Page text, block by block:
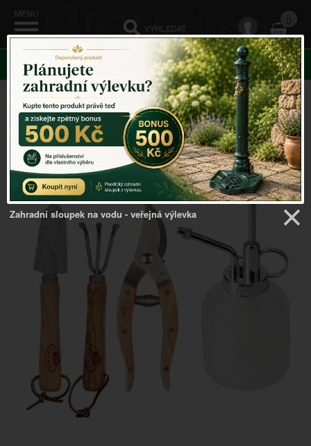
0
KATEGORIE
Venkovský domov ->Zahradní nářadí->Sada ručního
nářadí do bytu
Zahradní sloupek na vodu - veřejná výlevka